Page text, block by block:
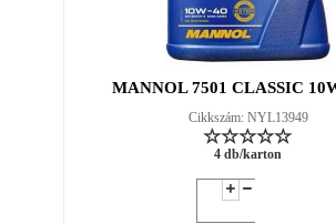
MANNOL 7501 CLASSIC
Cikkszám: NYL13949
4 db/karton